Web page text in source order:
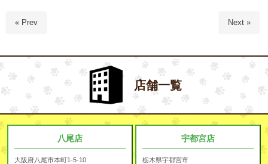
« Prev Next »
店舗一覧
八尾店
大阪府八尾市本町1-5-10
宇都宮店
栃木県宇都宮市